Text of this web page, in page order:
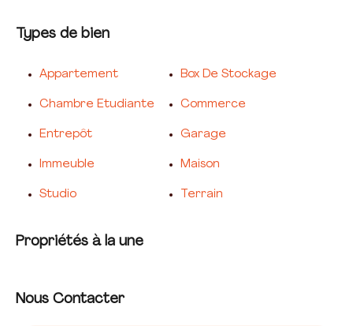
Types de bien
Appartement Box De Stockage
Chambre Etudiante Commerce
Entrepôt Garage
Immeuble Maison
Studio Terrain
Propriétés à la une
Nous Contacter